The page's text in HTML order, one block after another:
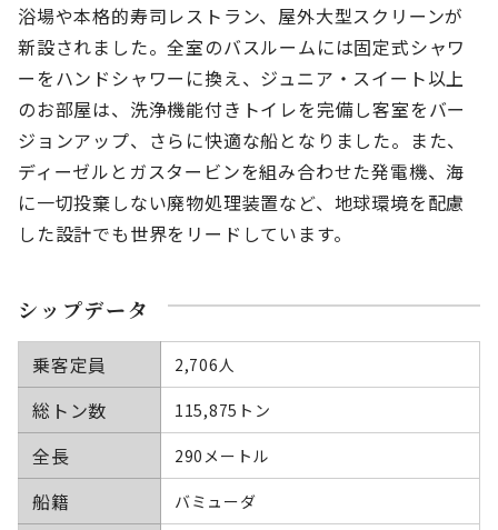
浴場や本格的寿司レストラン、屋外大型スクリーンが
新設されました。全室のバスルームには固定式シャワ
ーをハンドシャワーに換え、ジュニア・スイート以上
のお部屋は、洗浄機能付きトイレを完備し客室をバー
ジョンアップ、さらに快適な船となりました。また、
ディーゼルとガスタービンを組み合わせた発電機、海
に一切投棄しない廃物処理装置など、地球環境を配慮
した設計でも世界をリードしています。
シップデータ
乗客定員 2,706人
総トン数 115,875トン
全長 290メートル
船籍 バミューダ